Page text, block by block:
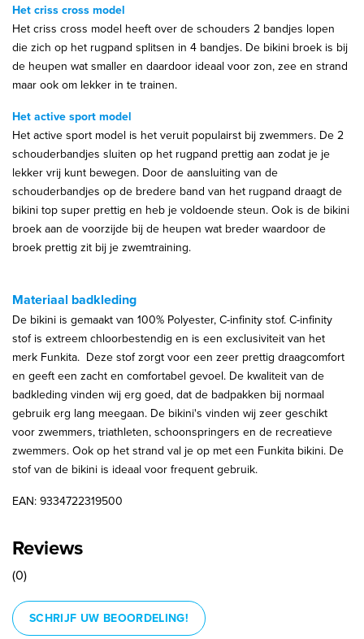
Het criss cross model
Het criss cross model heeft over de schouders 2 bandjes lopen
die zich op het rugpand splitsen in 4 bandjes. De bikini broek is bij
de heupen wat smaller en daardoor ideaal voor zon, zee en strand
maar ook om lekker in te trainen.
Het active sport model
Het active sport model is het veruit populairst bij zwemmers. De 2
schouderbandjes sluiten op het rugpand prettig aan zodat je je
lekker vrij kunt bewegen. Door de aansluiting van de
schouderbandjes op de bredere band van het rugpand draagt de
bikini top super prettig en heb je voldoende steun. Ook is de bikini
broek aan de voorzijde bij de heupen wat breder waardoor de
broek prettig zit bij je zwemtraining.
Materiaal badkleding
De bikini is gemaakt van 100% Polyester, C-infinity stof. C-infinity
stof is extreem chloorbestendig en is een exclusiviteit van het
merk Funkita. Deze stof zorgt voor een zeer prettig draagcomfort
en geeft een zacht en comfortabel gevoel. De kwaliteit van de
badkleding vinden wij erg goed, dat de badpakken bij normaal
gebruik erg lang meegaan. De bikini's vinden wij zeer geschikt
voor zwemmers, triathleten, schoonspringers en de recreatieve
zwemmers. Ook op het strand val je op met een Funkita bikini. De
stof van de bikini is ideaal voor frequent gebruik.
EAN: 9334722319500
Reviews
(0)
SCHRIJF UW BEOORDELING!